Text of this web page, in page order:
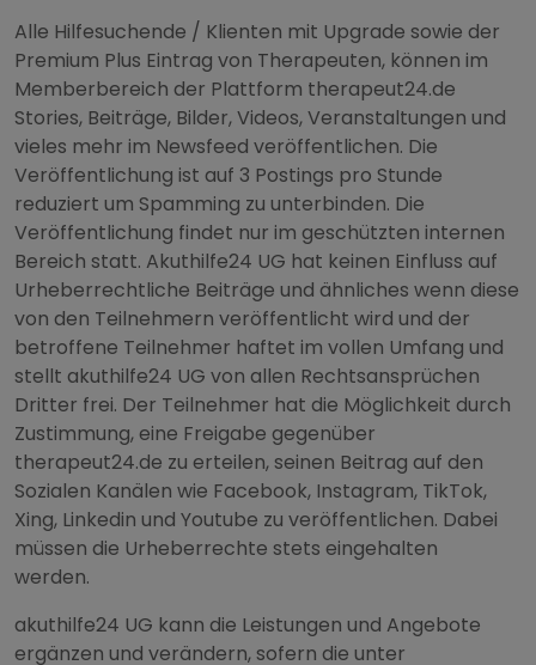
Alle Hilfesuchende / Klienten mit Upgrade sowie der
Premium Plus Eintrag von Therapeuten, können im
Memberbereich der Plattform therapeut24.de
Stories, Beiträge, Bilder, Videos, Veranstaltungen und
vieles mehr im Newsfeed veröffentlichen. Die
Veröffentlichung ist auf 3 Postings pro Stunde
reduziert um Spamming zu unterbinden. Die
Veröffentlichung findet nur im geschützten internen
Bereich statt. Akuthilfe24 UG hat keinen Einfluss auf
Urheberrechtliche Beiträge und ähnliches wenn diese
von den Teilnehmern veröffentlicht wird und der
betroffene Teilnehmer haftet im vollen Umfang und
stellt akuthilfe24 UG von allen Rechtsansprüchen
Dritter frei. Der Teilnehmer hat die Möglichkeit durch
Zustimmung, eine Freigabe gegenüber
therapeut24.de zu erteilen, seinen Beitrag auf den
Sozialen Kanälen wie Facebook, Instagram, TikTok,
Xing, Linkedin und Youtube zu veröffentlichen. Dabei
müssen die Urheberrechte stets eingehalten
werden.
akuthilfe24 UG kann die Leistungen und Angebote
ergänzen und verändern, sofern die unter